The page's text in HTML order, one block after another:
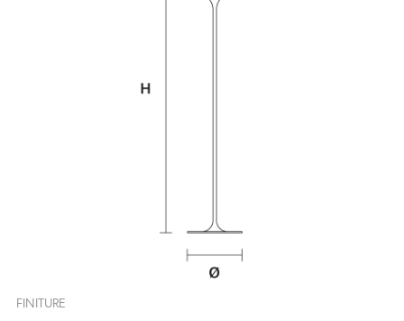
FINITURE